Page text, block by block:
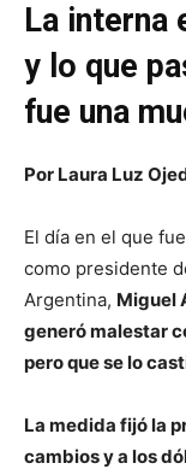
La interna
y lo que
fue una
Por Laura Luz
El día en el que
como presidente
Argentina, Miguel
generó malestar
pero que se lo
La medida fijó la
cambios y a los